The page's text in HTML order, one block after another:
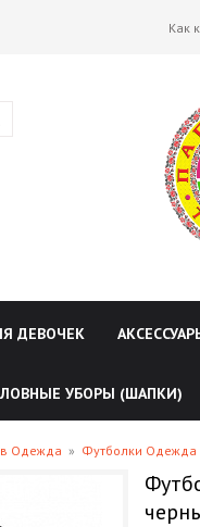
Как
ДЕВОЧЕК
УБОРЫ (ШАПКИ)
Одежда » Футболки Одежда